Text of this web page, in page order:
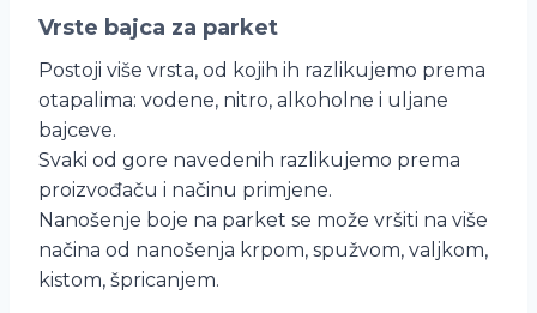
Vrste bajca za parket
Postoji više vrsta, od kojih ih razlikujemo prema
otapalima: vodene, nitro, alkoholne i uljane
bajceve.
Svaki od gore navedenih razlikujemo prema
proizvođaču i načinu primjene.
Nanošenje boje na parket se može vršiti na više
načina od nanošenja krpom, spužvom, valjkom,
kistom, špricanjem.